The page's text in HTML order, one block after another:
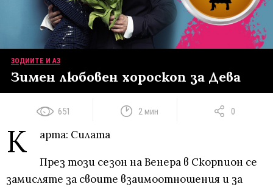
ЗОДИИТЕ И АЗ
Зимен любовен хороскоп за Дева
651 2 мин 0
К арта: Силата
През този сезон на Венера в Скорпион се
замисляте за своите взаимоотношения и за